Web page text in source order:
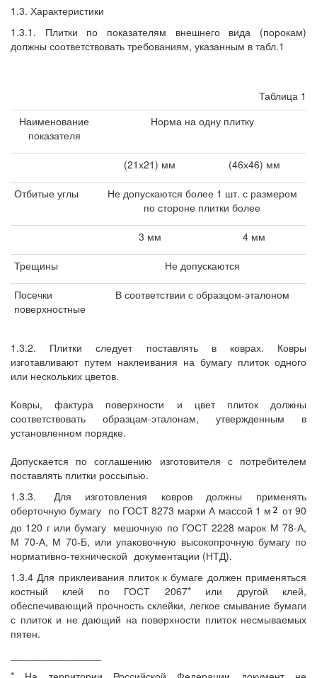
1.3. Характеристики
1.3.1. Плитки по показателям внешнего вида (порокам)
должны соответствовать требованиям, указанным в табл.1
Таблица 1
Наименование
показателя
Норма на одну плитку
(21х21) мм (46х46) мм
Отбитые углы
Не допускаются более 1 шт. с размером
по стороне плитки более
3 мм 4 мм
Трещины Не допускаются
Посечки
поверхностные
В соответствии с образцом-эталоном
1.3.2. Плитки следует поставлять в коврах. Ковры
изготавливают путем наклеивания на бумагу плиток одного
или нескольких цветов.
Ковры, фактура поверхности и цвет плиток должны
соответствовать образцам-эталонам, утвержденным в
установленном порядке.
Допускается по соглашению изготовителя с потребителем
поставлять плитки россыпью.
1.3.3.
Для изготовления ковров должны применять
оберточную бумагу по ГОСТ 8273 марки А массой 1 м
от 90
до 120 г или бумагу мешочную по ГОСТ 2228 марок М 78-А,
М 70-А, М 70-Б, или упаковочную высокопрочную бумагу по
нормативно-технической документации (НТД).
1.3.4 Для приклеивания плиток к бумаге должен применяться
костный клей по ГОСТ 2067* или другой клей,
обеспечивающий прочность склейки, легкое смывание бумаги
с плиток и не дающий на поверхности плиток несмываемых
пятен.